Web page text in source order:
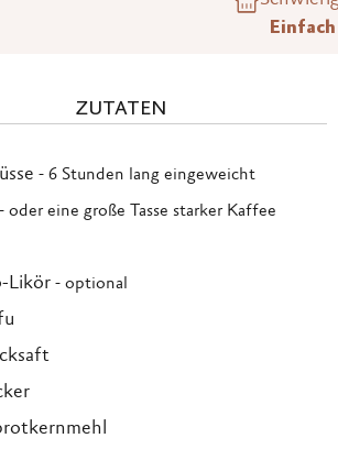
Einfach
ZUTATEN
- 6 Stunden lang eingeweicht
- oder eine große Tasse starker Kaffee
Likör - optional